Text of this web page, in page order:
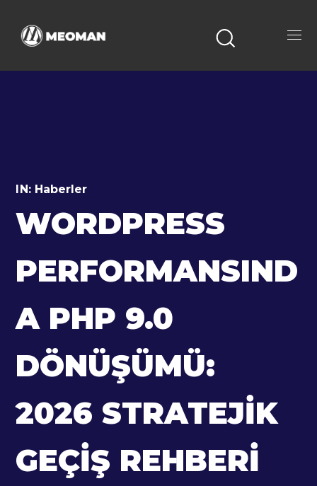
IN: Haberler
WORDPRESS
PERFORMANSIND
A PHP 9.0
DÖNÜŞÜMÜ:
2026 STRATEJIK
GEÇIŞ REHBERI